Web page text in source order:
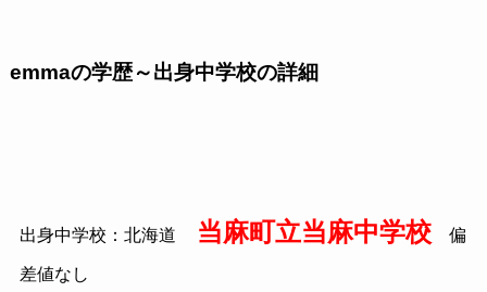
emmaの学歴～出身中学校の詳細
出身中学校：北海道 当麻町立当麻中学校偏
差値なし